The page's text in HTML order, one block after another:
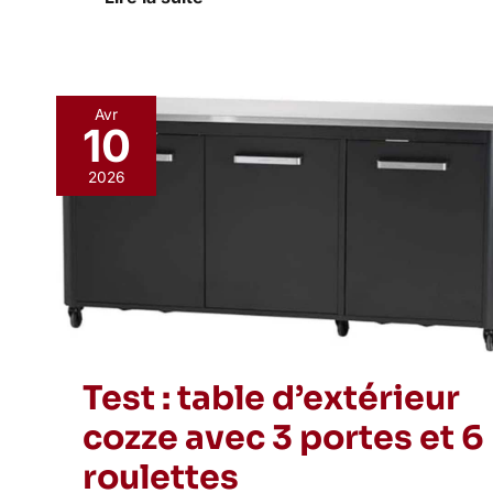
Avr
10
2026
Test : table d’extérieur
cozze avec 3 portes et 6
roulettes
Test
:
table
portes